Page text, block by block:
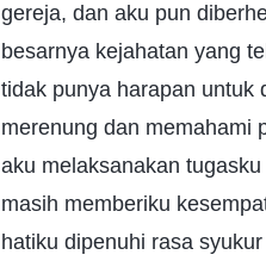
gereja, dan aku pun
besarnya kejahatan yang
tidak punya harapan untuk
merenung dan memahami
aku melaksanakan
masih memberiku
hatiku dipenuhi rasa